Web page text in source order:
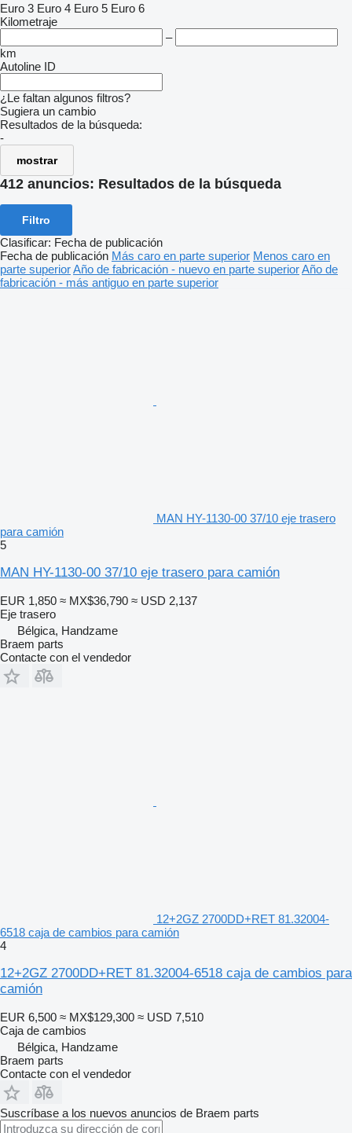
Euro 3 Euro 4 Euro 5 Euro 6
Kilometraje
–
km
Autoline ID
¿Le faltan algunos filtros?
Sugiera un cambio
Resultados de la búsqueda:
-
mostrar
412 anuncios: Resultados de la búsqueda
Filtro
Clasificar: Fecha de publicación
Fecha de publicación Más caro en parte superior Menos caro en
parte superiorAño de fabricación - nuevo en parte superiorAño de
fabricación - más antiguo en parte superior
MAN HY-1130-00 37/10 eje trasero
para camión
5
MAN HY-1130-00 37/10 eje trasero para camión
EUR 1,850 ≈ MX$36,790 ≈ USD 2,137
Eje trasero
Bélgica, Handzame
Braem parts
Contacte con el vendedor
12+2GZ 2700DD+RET 81.32004-
6518 caja de cambios para camión
4
12+2GZ 2700DD+RET 81.32004-6518 caja de cambios para
camión
EUR 6,500 ≈ MX$129,300 ≈ USD 7,510
Caja de cambios
Bélgica, Handzame
Braem parts
Contacte con el vendedor
Suscríbase a los nuevos anuncios de Braem parts